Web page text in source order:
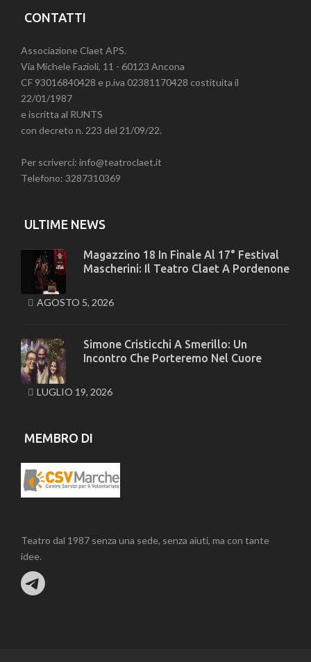
CONTATTI
Associazione Claet APS.
Via Michele Fazioli, 11 - 60123 Ancona
CF 93016840428 e p.iva 02381170428 costituita il
22/01/1987
e iscritta al RUNTS
con decreto n. 223 del 21/09/22.
Per scriverci: info@teatroclaet.it
Telefono: 3287310369
ULTIME NEWS
Magazzino 18 In Finale Al 17° Festival
Mascherini: Il Teatro Claet A Pordenone
AGOSTO 5, 2026
Simone Cristicchi A Smerillo: Un
Incontro Che Porteremo Nel Cuore
LUGLIO 19, 2026
MEMBRO DI
Teatro dal 1987 senza una sede, senza aiuti, ma con tante
idee.